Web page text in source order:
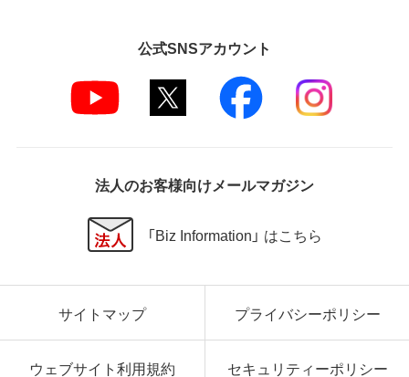
公式SNSアカウント
法人のお客様向けメールマガジン
「Biz Information」 はこちら
サイトマップ プライバシーポリシー
ウェブサイト利用規約 セキュリティーポリシー